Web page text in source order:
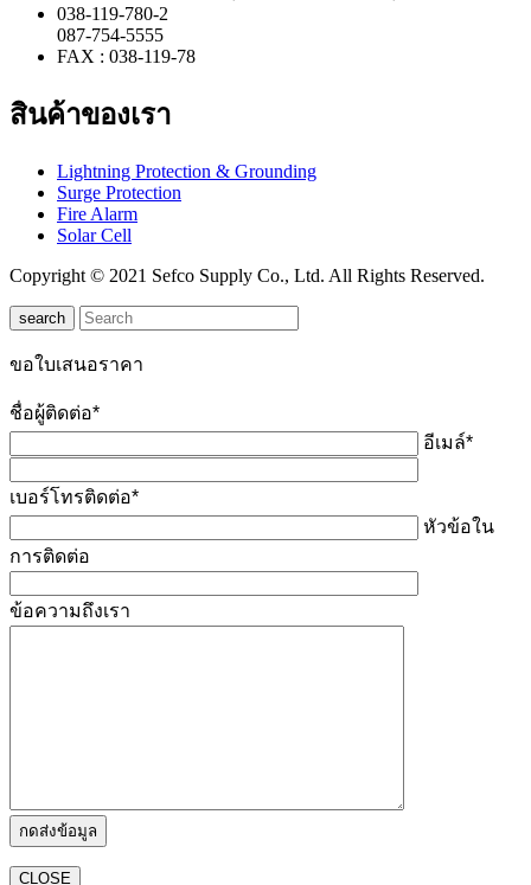
038-119-780-2
087-754-5555
FAX : 038-119-78
สินค้าของเรา
Lightning Protection & Grounding
Surge Protection
Fire Alarm
Solar Cell
Copyright © 2021 Sefco Supply Co., Ltd. All Rights Reserved.
search
ขอใบเสนอราคา
ชื่อผู้ติดต่อ*
อีเมล์*
เบอร์โทรติดต่อ*
หัวข้อใน
การติดต่อ
ข้อความถึงเรา
CLOSE